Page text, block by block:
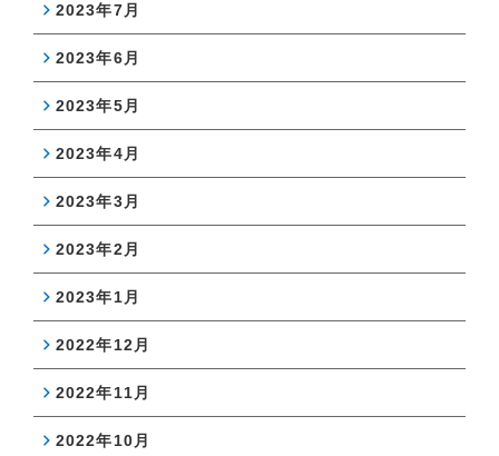
2023年7月
2023年6月
2023年5月
2023年4月
2023年3月
2023年2月
2023年1月
2022年12月
2022年11月
2022年10月